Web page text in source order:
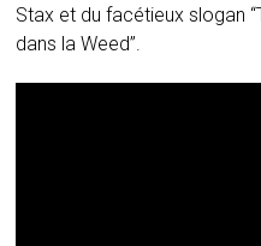
Stax et du facétieux slogan
dans la Weed”.